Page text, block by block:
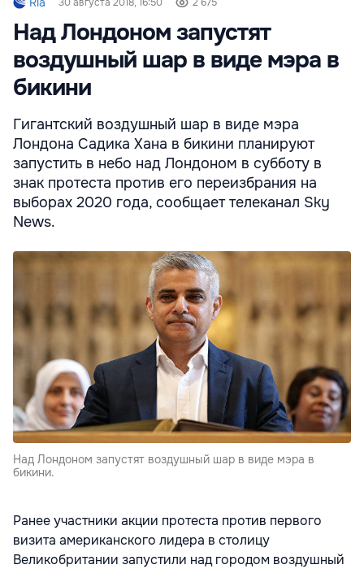
Над Лондоном запустят
воздушный шар в виде мэра в
бикини
Гигантский воздушный шар в виде мэра
Лондона Садика Хана в бикини планируют
запустить в небо над Лондоном в субботу в
знак протеста против его переизбрания на
выборах 2020 года, сообщает телеканал Sky
News.
Над Лондоном запустят воздушный шар в виде мэра в
бикини.
Ранее участники акции протеста против первого
визита американского лидера в столицу
Великобритании запустили над городом воздушный